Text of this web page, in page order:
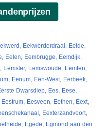
Eekwerderdraai Eelde
Eelen Eembrugge Eemdijk
Eemster, Eemswoude Eemten
, Eenum, Een-West, Eerbeek,
Dwarsdiep, Ees, Eese
Eestrum, Eesveen Eethen Eext,
Eexterzandvoort,
Egede
Egmond aan den